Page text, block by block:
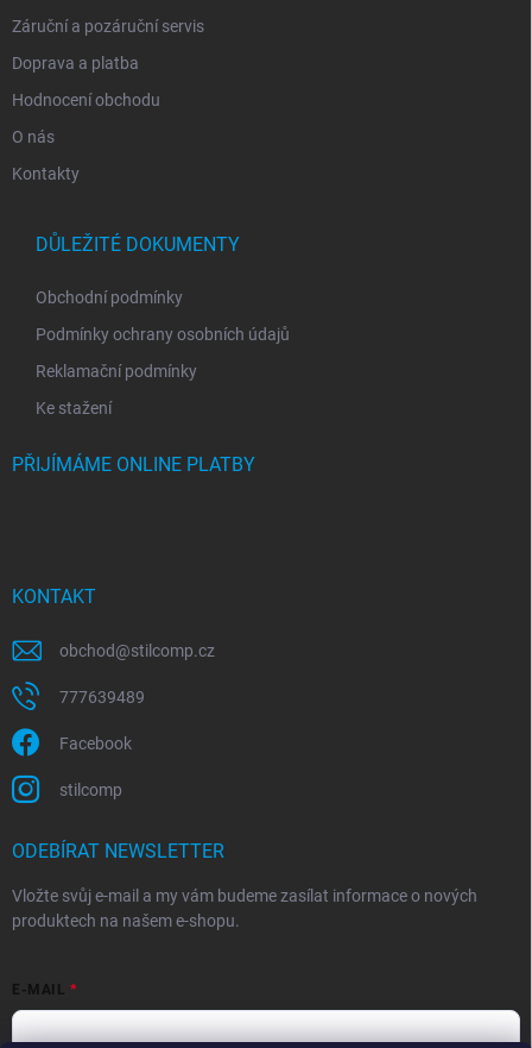
Záruční a pozáruční servis
Doprava a platba
Hodnocení obchodu
O nás
Kontakty
DŮLEŽITÉ DOKUMENTY
Obchodní podmínky
Podmínky ochrany osobních údajů
Reklamační podmínky
Ke stažení
PŘIJÍMÁME ONLINE PLATBY
KONTAKT
obchod@stilcomp.cz
777639489
Facebook
stilcomp
ODEBÍRAT NEWSLETTER
Vložte svůj e-mail a my vám budeme zasílat informace o nových
produktech na našem e-shopu.
E-MAIL